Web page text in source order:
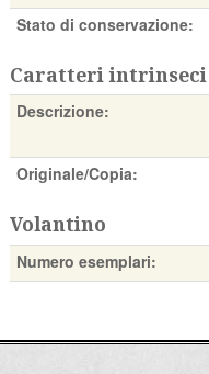
Stato di conservazione:
Caratteri intrinseci
Descrizione:
Originale/Copia:
Volantino
Numero esemplari: